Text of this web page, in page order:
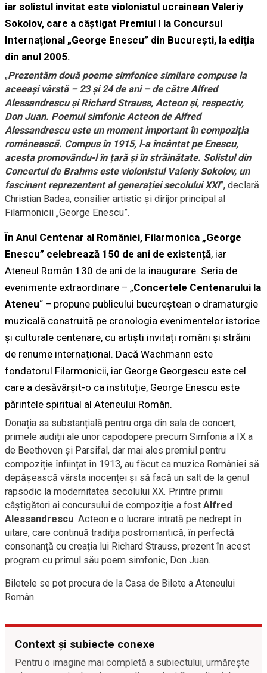
iar solistul invitat este violonistul ucrainean Valeriy
Sokolov, care a câştigat Premiul I la Concursul
Internaţional „George Enescu” din Bucureşti, la ediţia
din anul 2005.
„Prezentăm două poeme simfonice similare compuse la
aceeași vârstă – 23 și 24 de ani – de către Alfred
Alessandrescu și Richard Strauss, Acteon şi, respectiv,
Don Juan. Poemul simfonic Acteon de Alfred
Alessandrescu este un moment important în compoziția
românească. Compus în 1915, l-a încântat pe Enescu,
acesta promovându-l în țară și în străinătate. Solistul din
Concertul de Brahms este violonistul Valeriy Sokolov, un
fascinant reprezentant al generației secolului XXI”, declară
Christian Badea, consilier artistic şi dirijor principal al
Filarmonicii „George Enescu”.
În Anul Centenar al României, Filarmonica „George
Enescu” celebrează 150 de ani de existență, iar
Ateneul Român 130 de ani de la inaugurare. Seria de
evenimente extraordinare – „Concertele Centenarului la
Ateneu“ – propune publicului bucureștean o dramaturgie
muzicală construită pe cronologia evenimentelor istorice
și culturale centenare, cu artiști invitați români și străini
de renume internațional. Dacă Wachmann este
fondatorul Filarmonicii, iar George Georgescu este cel
care a desăvârșit-o ca instituție, George Enescu este
părintele spiritual al Ateneului Român.
Donația sa substanțială pentru orga din sala de concert,
primele audiții ale unor capodopere precum Simfonia a IX a
de Beethoven şi Parsifal, dar mai ales premiul pentru
compoziție înființat în 1913, au făcut ca muzica României să
depășească vârsta inocenței și să facă un salt de la genul
rapsodic la modernitatea secolului XX. Printre primii
câștigători ai concursului de compoziție a fost Alfred
Alessandrescu. Acteon e o lucrare intrată pe nedrept în
uitare, care continuă tradiția postromantică, în perfectă
consonanță cu creația lui Richard Strauss, prezent în acest
program cu primul său poem simfonic, Don Juan.
Biletele se pot procura de la Casa de Bilete a Ateneului
Român.
Context și subiecte conexe
Pentru o imagine mai completă a subiectului, urmărește